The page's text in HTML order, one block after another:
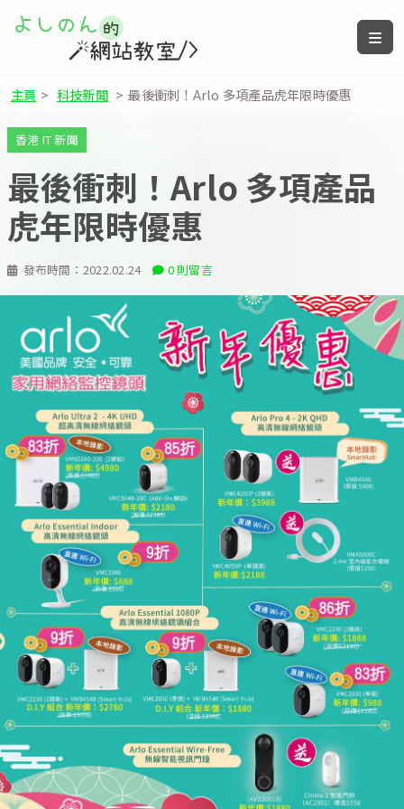
主頁 > 科技新聞 > 最後衝刺！Arlo 多項產品虎年限時優惠
發布時間： 2022.02.24 0 則留言
香港 IT 新聞
最後衝刺！Arlo 多項產品
虎年限時優惠